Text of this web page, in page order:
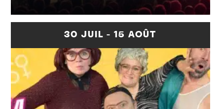
30 JUIL - 15 AOÛT